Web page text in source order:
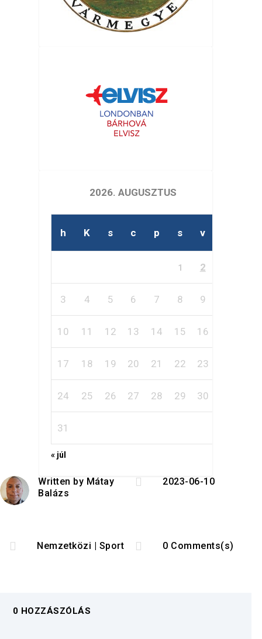
2026. AUGUSZTUS
h K s c p s v
1 2
3 4 5 6 7 8 9
10 11 12 13 14 15 16
17 18 19 20 21 22 23
24 25 26 27 28 29 30
31
« júl
Written by Mátay
Balázs
 2023-06-10
 Nemzetközi Sport  0 Comments(s)
0 HOZZÁSZÓLÁS